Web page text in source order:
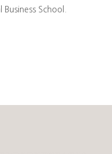
School.